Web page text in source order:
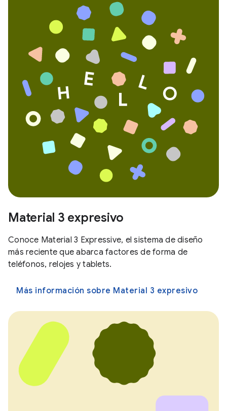
Material 3 expresivo
Conoce Material 3 Expressive, el sistema de diseño
más reciente que abarca factores de forma de
teléfonos, relojes y tablets.
Más información sobre Material 3 expresivo